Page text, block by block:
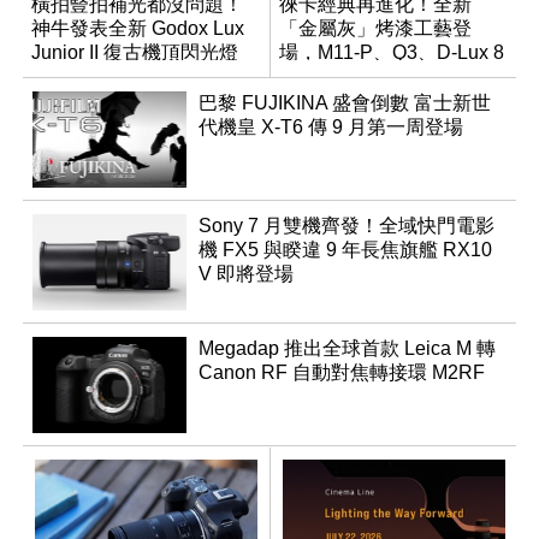
神牛發表全新 Godox Lux
Junior II 復古機頂閃光燈
「金屬灰」烤漆工藝登
場，M11-P、Q3、D-Lux 8
領銜換裝
巴黎 FUJIKINA 盛會倒數 富士新世
代機皇 X-T6 傳 9 月第一周登場
Sony 7 月雙機齊發！全域快門電影
機 FX5 與睽違 9 年長焦旗艦 RX10
V 即將登場
Megadap 推出全球首款 Leica M 轉
Canon RF 自動對焦轉接環 M2RF